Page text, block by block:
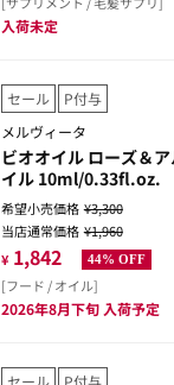
入荷未定
セール
P付与
メルヴィータ
ビオオイル ローズ＆
イル 10ml/0.33fl.oz.
希望小売価格¥3,300
当店通常価格¥1,960
¥ 1,842 44% OFF
[フード / オイル]
2026年8月下旬 入荷予定
セール
P付与